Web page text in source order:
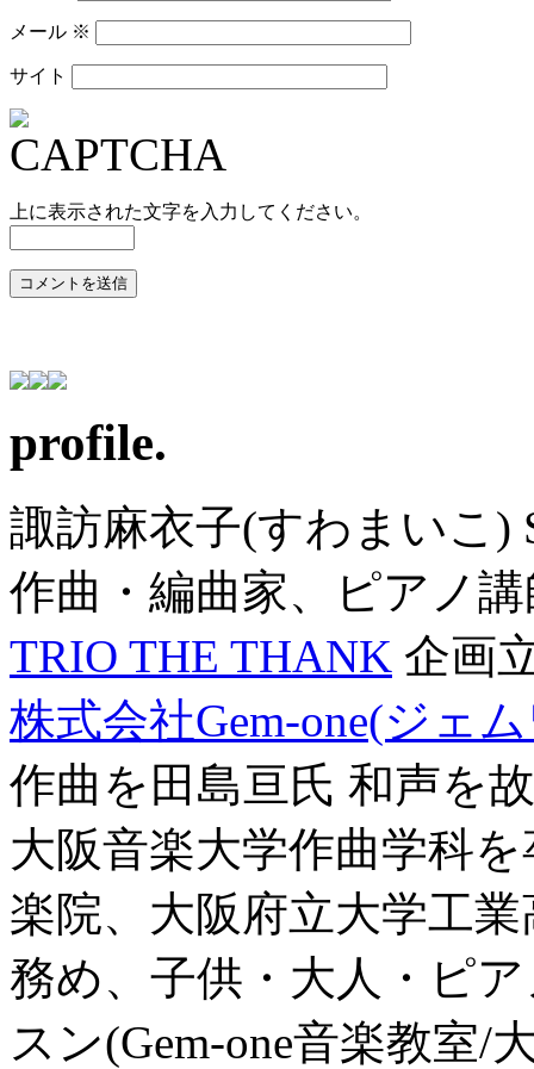
メール ※
サイト
上に表示された文字を入力してください。
profile.
諏訪麻衣子(すわまいこ)
作曲・編曲家、ピアノ
TRIO THE THANK 企画
株式会社Gem-one(ジェ
作曲を田島亘氏 和声を
大阪音楽大学作曲学科
楽院、大阪府立大学工
務め、子供・大人・ピ
スン(Gem-one音楽教室/